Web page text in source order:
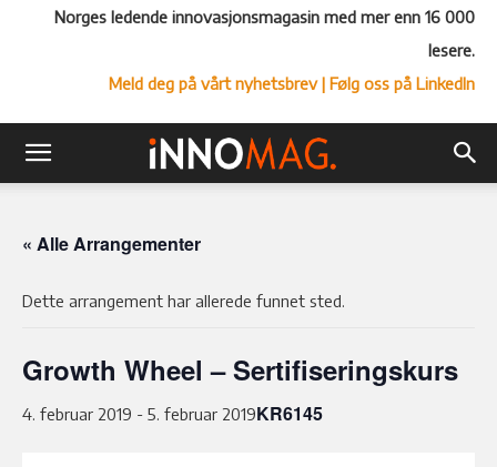
Norges ledende innovasjonsmagasin med mer enn 16 000
lesere.
Meld deg på vårt nyhetsbrev| Følg oss på LinkedIn
« Alle Arrangementer
Dette arrangement har allerede funnet sted.
Growth Wheel – Sertifiseringskurs
4. februar 2019 - 5. februar 2019KR6145